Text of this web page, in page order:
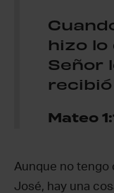
hizo lo
Señor
recibió
Mateo
Aunque no tengo
José, hay una